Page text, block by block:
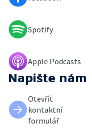
Spotify
Apple Podcasts
Napište nám
Otevřít
kontaktní
formulář